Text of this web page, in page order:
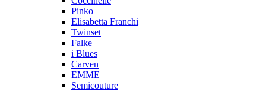
Pinko
Elisabetta Franchi
Twinset
Falke
i Blues
Carven
EMME
Semicouture